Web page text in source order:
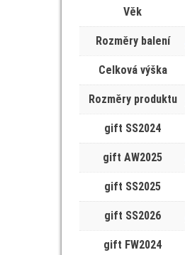
Věk
Rozměry balení
Celková výška
Rozměry produktu
gift SS2024
gift AW2025
gift SS2025
gift SS2026
gift FW2024